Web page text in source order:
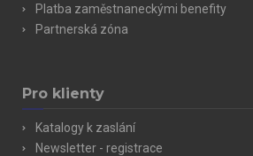
Platba zaměstnaneckými benefity
Partnerská zóna
Pro klienty
Katalogy k zaslání
Newsletter - registrace